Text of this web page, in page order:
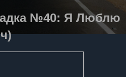
№40: Я Люблю